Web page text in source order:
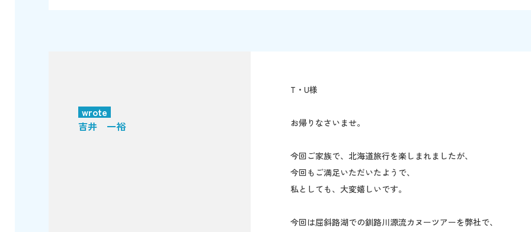
wrote
吉井 一裕
T・U様
お帰りなさいませ。
今回ご家族で、北海道旅行を楽しまれましたが、
今回もご満足いただいたようで、
私としても、大変嬉しいです。
今回は屈斜路湖での釧路川源流カヌーツアーを弊社で、